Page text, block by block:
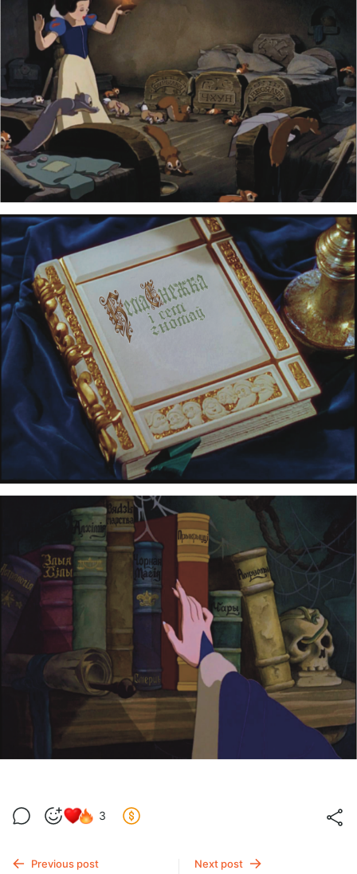
3
Previous post Next post